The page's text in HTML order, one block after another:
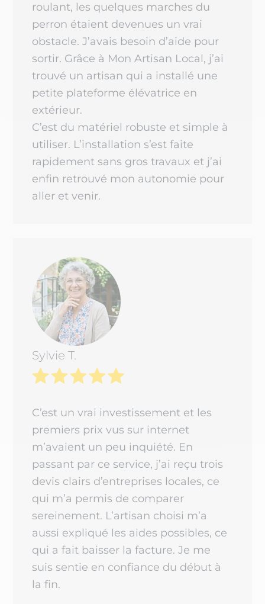
roulant, les quelques marches du
perron étaient devenues un vrai
obstacle. J’avais besoin d’aide pour
sortir. Grâce à Mon Artisan Local, j’ai
trouvé un artisan qui a installé une
petite plateforme élévatrice en
extérieur.
C’est du matériel robuste et simple à
utiliser. L’installation s’est faite
rapidement sans gros travaux et j’ai
enfin retrouvé mon autonomie pour
aller et venir.
Sylvie T.
C’est un vrai investissement et les
premiers prix vus sur internet
m’avaient un peu inquiété. En
passant par ce service, j’ai reçu trois
devis clairs d’entreprises locales, ce
qui m’a permis de comparer
sereinement. L’artisan choisi m’a
aussi expliqué les aides possibles, ce
qui a fait baisser la facture. Je me
suis sentie en confiance du début à
la fin.